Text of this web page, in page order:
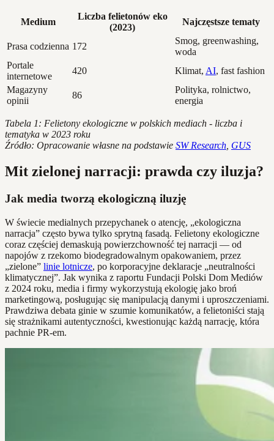
Medium
Liczba felietonów eko
(2023)
Najczęstsze tematy
Prasa codzienna 172
Smog, greenwashing,
woda
Portale
internetowe
420 Klimat, AI, fast fashion
Magazyny
opinii
86
Polityka, rolnictwo,
energia
Tabela 1: Felietony ekologiczne w polskich mediach - liczba i
tematyka w 2023 roku
Źródło: Opracowanie własne na podstawie SW Research GUS
Mit zielonej narracji: prawda czy iluzja?
Jak media tworzą ekologiczną iluzję
W świecie medialnych przepychanek o atencję, „ekologiczna
narracja” często bywa tylko sprytną fasadą. Felietony ekologiczne
coraz częściej demaskują powierzchowność tej narracji — od
napojów z rzekomo biodegradowalnym opakowaniem, przez
„zielone” linie lotnicze, po korporacyjne deklaracje „neutralności
klimatycznej”. Jak wynika z raportu Fundacji Polski Dom Mediów
z 2024 roku, media i firmy wykorzystują ekologię jako broń
marketingową, posługując się manipulacją danymi i uproszczeniami.
Prawdziwa debata ginie w szumie komunikatów, a felietoniści stają
się strażnikami autentyczności, kwestionując każdą narrację, która
pachnie PR-em.